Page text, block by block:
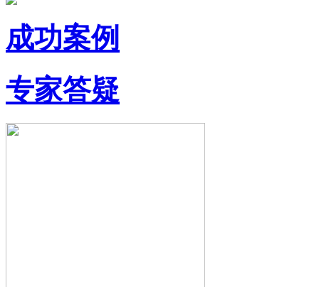
成功案例
专家答疑